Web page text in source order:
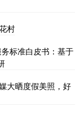
村
标准白皮书：基于
大晒度假美照，好